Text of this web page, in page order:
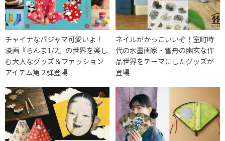
チャイナなパジャマ可愛いよ！
漫画『らんま1/2』の世界を楽し
む大人なグッズ＆ファッション
アイテム第２弾登場
ネイルがかっこいいぞ！室町時
代の水墨画家・雪舟の幽玄な作
品世界をテーマにしたグッズが
登場